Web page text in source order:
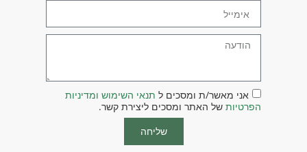
אני מאשר/ת ומסכים ל תנאי השימוש ומדיניות
הפרטיות של האתר ומסכים ליצירת קשר.
שליחה